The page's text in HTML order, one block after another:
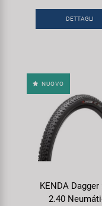
DETTAGLI
NUOVO
KENDA Dagger
2.40